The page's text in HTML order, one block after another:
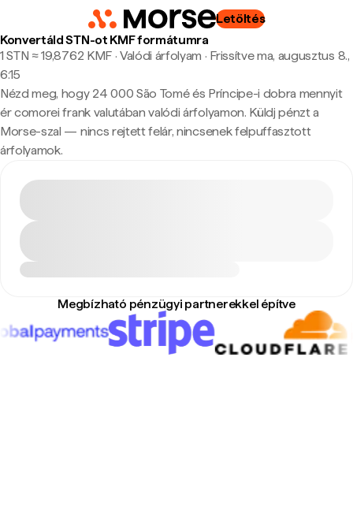
Letöltés
Konvertáld STN-ot KMF formátumra
1 STN ≈ 19,8762 KMF · Valódi árfolyam · Frissítve ma, augusztus 8.,
6:15
Nézd meg, hogy 24 000 São Tomé és Príncipe-i dobra mennyit
ér comorei frank valutában valódi árfolyamon. Küldj pénzt a
Morse-szal — nincs rejtett felár, nincsenek felpuffasztott
árfolyamok.
Megbízható pénzügyi partnerekkel építve